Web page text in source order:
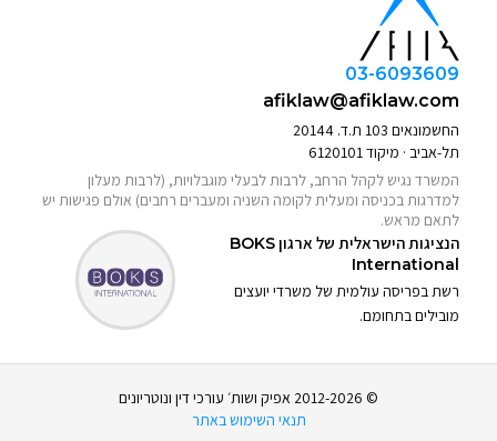
03-6093609
afiklaw@afiklaw.com
החשמונאים 103 ת.ד. 20144
תל-אביב · מיקוד 6120101
המשרד נגיש לקהל הרחב, לרבות לבעלי מוגבלויות, (לרבות מעלון
למדרגות בכניסה ומעלית לקומה השניה ומעברים רחבים) אולם פגישות יש
לתאם מראש.
הנציגות הישראלית של ארגוןBOKS
International
רשת בפריסה עולמית של משרדי יועצים
מובילים בתחומם.
© 2012-2026 אפיק ושות׳ עורכי דין ונוטריונים
תנאי השימוש באתר